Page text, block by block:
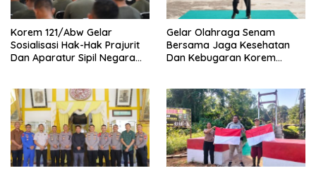
Korem 121/Abw Gelar
Sosialisasi Hak-Hak Prajurit
Dan Aparatur Sipil Negara
Gelar Olahraga Senam
Bersama Jaga Kesehatan
Dan Kebugaran Korem
Kekompakan